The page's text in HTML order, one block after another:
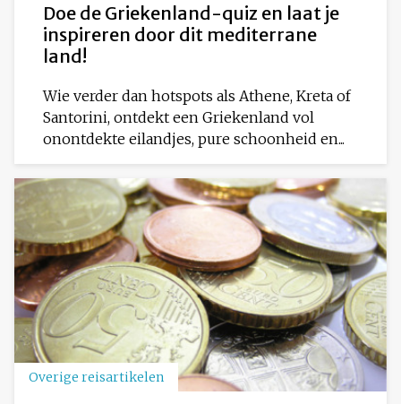
Doe de Griekenland-quiz en laat je
inspireren door dit mediterrane
land!
Wie verder dan hotspots als Athene, Kreta of
Santorini, ontdekt een Griekenland vol
onontdekte eilandjes, pure schoonheid en...
Overige reisartikelen